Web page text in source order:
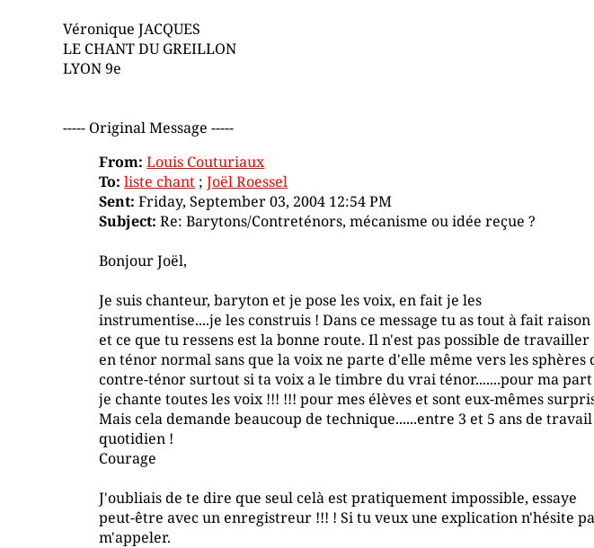
Véronique JACQUES
LE CHANT DU GREILLON
LYON 9e
----- Original Message -----
From: Louis Couturiaux
To: liste chant ;Joël Roessel
Sent: Friday, September 03, 2004 12:54 PM
Subject: Re: Barytons/Contreténors, mécanisme ou idée reçue ?
Bonjour Joël,
Je suis chanteur, baryton et je pose les voix, en fait je les
instrumentise....je les construis ! Dans ce message tu as tout à fait raison
et ce que tu ressens est la bonne route. Il n'est pas possible de travailler
en ténor normal sans que la voix ne parte d'elle même vers les sphères
contre-ténor surtout si ta voix a le timbre du vrai ténor.......pour ma part
je chante toutes les voix !!! !!! pour mes élèves et sont eux-mêmes
Mais cela demande beaucoup de technique......entre 3 et 5 ans de travail
quotidien !
Courage
J'oubliais de te dire que seul celà est pratiquement impossible, essaye
peut-être avec un enregistreur !!! ! Si tu veux une explication n'hésite
m'appeler.